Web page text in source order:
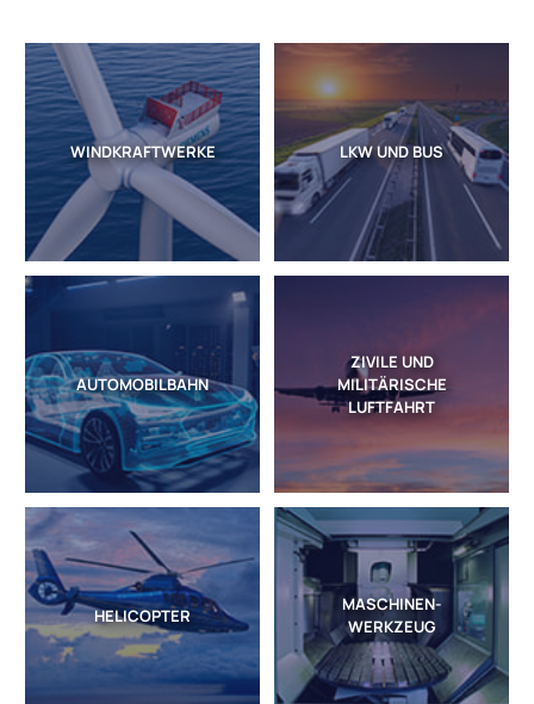
WINDKRAFTWERKE LKW UND BUS
AUTOMOBILBAHN
ZIVILE UND
MILITÄRISCHE
LUFTFAHRT
HELICOPTER
MASCHINEN-
WERKZEUG